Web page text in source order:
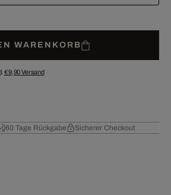
WARENKORB
€ 9,90Versand
60 Tage Rückgabe Sicherer Checkout